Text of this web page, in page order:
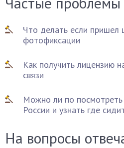
Что делать если пришел
фотофиксации
Как получить лицензию
связи
Можно ли по посмотреть
России и узнать где
На вопросы